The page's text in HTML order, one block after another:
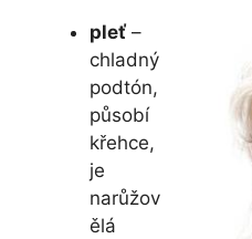
pleť –
chladný
podtón,
působí
křehce,
je
narůžov
ělá